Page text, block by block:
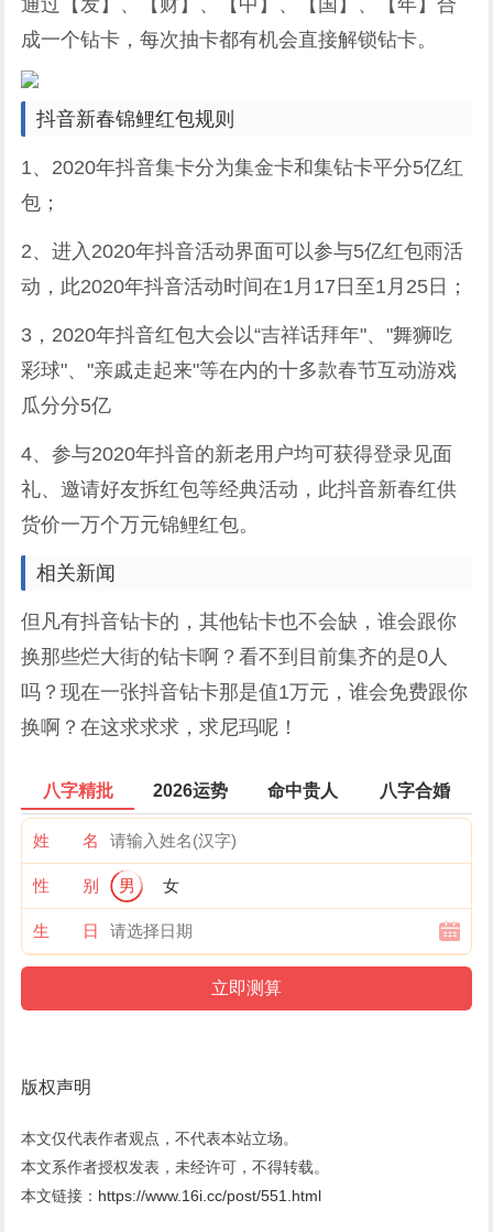
通过【发】、【财】、【中】、【国】、【年】合
成一个钻卡，每次抽卡都有机会直接解锁钻卡。
抖音新春锦鲤红包规则
1、2020年抖音集卡分为集金卡和集钻卡平分5亿红
包；
2、进入2020年抖音活动界面可以参与5亿红包雨活
动，此2020年抖音活动时间在1月17日至1月25日；
3，2020年抖音红包大会以“吉祥话拜年"、"舞狮吃
彩球"、"亲戚走起来"等在内的十多款春节互动游戏
瓜分分5亿
4、参与2020年抖音的新老用户均可获得登录见面
礼、邀请好友拆红包等经典活动，此抖音新春红供
货价一万个万元锦鲤红包。
相关新闻
但凡有抖音钻卡的，其他钻卡也不会缺，谁会跟你
换那些烂大街的钻卡啊？看不到目前集齐的是0人
吗？现在一张抖音钻卡那是值1万元，谁会免费跟你
换啊？在这求求求，求尼玛呢！
八字精批 2026运势 命中贵人 八字合婚
姓 名
性 别 男 女
生 日
版权声明
本文仅代表作者观点，不代表本站立场。
本文系作者授权发表，未经许可，不得转载。
本文链接： https://www.16i.cc/post/551.html